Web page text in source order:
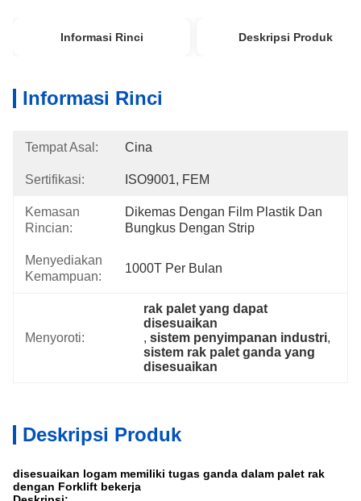
Informasi Rinci Deskripsi Produk
Informasi Rinci
Tempat Asal: Cina
Sertifikasi: ISO9001, FEM
Kemasan
Rincian:
Dikemas Dengan Film Plastik Dan
Bungkus Dengan Strip
Menyediakan
Kemampuan:
1000T Per Bulan
Menyoroti:
rak palet yang dapat
disesuaikan
, sistem penyimpanan industri,
sistem rak palet ganda yang
disesuaikan
Deskripsi Produk
disesuaikan logam memiliki tugas ganda dalam palet rak
dengan Forklift bekerja